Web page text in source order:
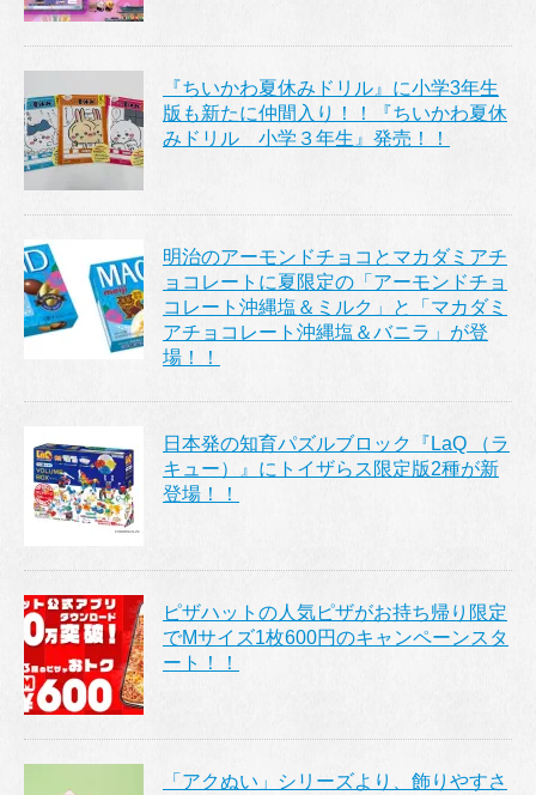
『ちいかわ夏休みドリル』に小学3年生
版も新たに仲間入り！！『ちいかわ夏休
みドリル 小学３年生』発売！！
明治のアーモンドチョコとマカダミアチ
ョコレートに夏限定の「アーモンドチョ
コレート沖縄塩＆ミルク」と「マカダミ
アチョコレート沖縄塩＆バニラ」が登
場！！
日本発の知育パズルブロック『LaQ （ラ
キュー）』にトイザらス限定版2種が新
登場！！
ピザハットの人気ピザがお持ち帰り限定
でMサイズ1枚600円のキャンペーンスタ
ート！！
「アクぬい」シリーズより、飾りやすさ